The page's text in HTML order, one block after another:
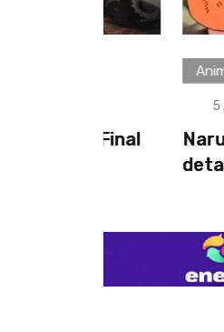
Anime i Mange
5 Augusta,
Naruto live-
detalje priče